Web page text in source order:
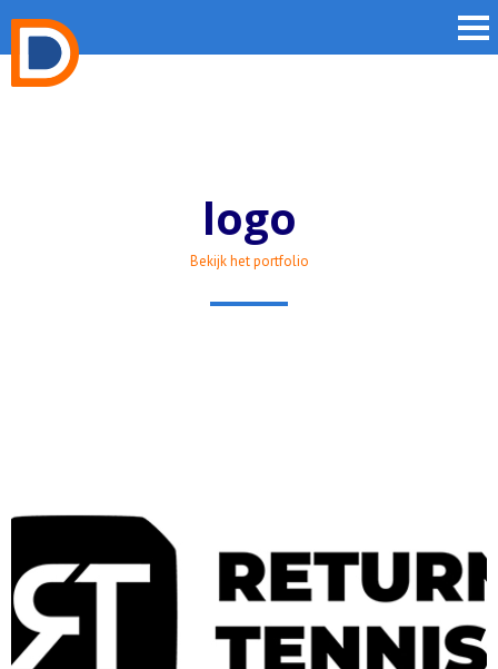
logo
Bekijk het portfolio